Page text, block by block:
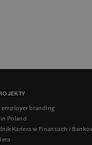
employer branding
Poland
Kariera w Finansach i